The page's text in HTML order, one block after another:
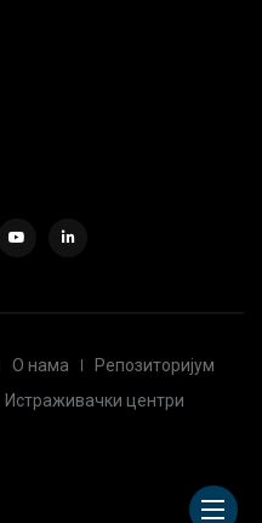
О нама
Репозиторијум
Истраживачки центри